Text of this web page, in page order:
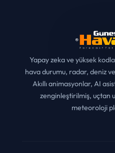
Yapay zeka ve yüksek
hava durumu, radar, deniz
Akıllı animasyonlar, AI
zenginleştirilmiş, uçtan
meteoroloji